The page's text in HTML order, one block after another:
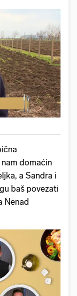
domaćin
a Sandra i
baš povezati
Nenad